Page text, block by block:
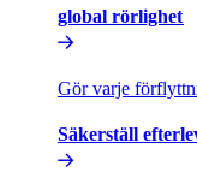
global rörlighet​​
Gör varje
Säkerställ